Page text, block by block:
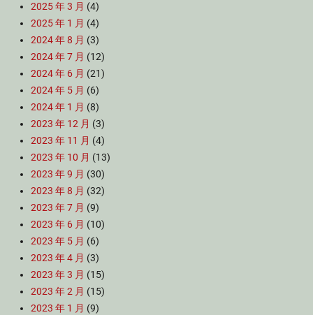
2025 年 3 月 (4)
2025 年 1 月 (4)
2024 年 8 月 (3)
2024 年 7 月 (12)
2024 年 6 月 (21)
2024 年 5 月 (6)
2024 年 1 月 (8)
2023 年 12 月 (3)
2023 年 11 月 (4)
2023 年 10 月 (13)
2023 年 9 月 (30)
2023 年 8 月 (32)
2023 年 7 月 (9)
2023 年 6 月 (10)
2023 年 5 月 (6)
2023 年 4 月 (3)
2023 年 3 月 (15)
2023 年 2 月 (15)
2023 年 1 月 (9)